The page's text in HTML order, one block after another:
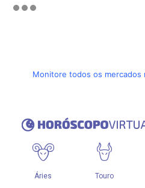
Monitore todos os mercados